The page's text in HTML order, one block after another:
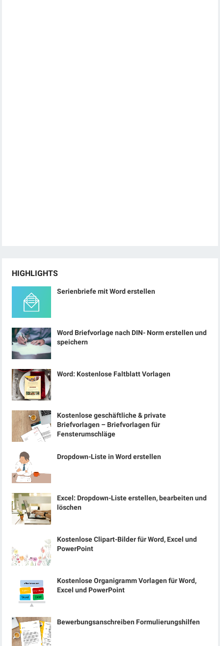
HIGHLIGHTS
Serienbriefe mit Word erstellen
Word Briefvorlage nach DIN- Norm erstellen und
speichern
Word: Kostenlose Faltblatt Vorlagen
Kostenlose geschäftliche & private
Briefvorlagen – Briefvorlagen für
Fensterumschläge
Dropdown-Liste in Word erstellen
Excel: Dropdown-Liste erstellen, bearbeiten und
löschen
Kostenlose Clipart-Bilder für Word, Excel und
PowerPoint
Kostenlose Organigramm Vorlagen für Word,
Excel und PowerPoint
Bewerbungsanschreiben Formulierungshilfen